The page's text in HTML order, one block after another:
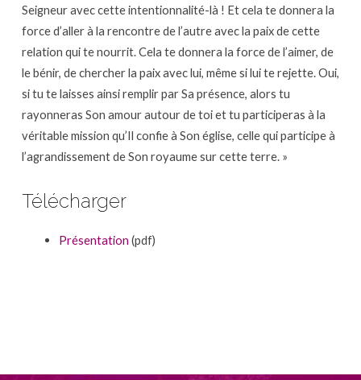
Seigneur avec cette intentionnalité-là ! Et cela te donnera la
force d’aller à la rencontre de l’autre avec la paix de cette
relation qui te nourrit. Cela te donnera la force de l’aimer, de
le bénir, de chercher la paix avec lui, même si lui te rejette. Oui,
si tu te laisses ainsi remplir par Sa présence, alors tu
rayonneras Son amour autour de toi et tu participeras à la
véritable mission qu’Il confie à Son église, celle qui participe à
l’agrandissement de Son royaume sur cette terre. »
Télécharger
Présentation (pdf)